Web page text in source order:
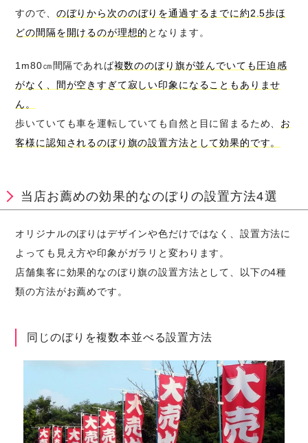
すので、 のぼりから次ののぼりを通過するまでに約2.5歩ほ
どの間隔を開けるのが理想的 となります。
1m80㎝間隔であれば複数ののぼり旗が並んでいても圧迫感
がなく、間が空きすぎて寂しい印象になることもありませ
ん。
歩いていても車を運転していても自然と目に留まるため、 お
客様に認知されるのぼり旗の設置方法として効果的です。
当店お薦めの効果的なのぼりの設置方法4選
オリジナルのぼりはデザインや色だけではなく、設置方法に
よっても見え方や印象がガラリと変わります。
店舗集客に効果的なのぼり旗の設置方法として、以下の4種
類の方法がお薦めです。
同じのぼりを複数本並べる設置方法